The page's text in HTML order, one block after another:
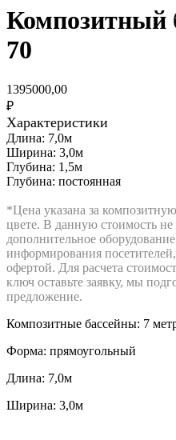
Композитный
70
1395000,00
₽
Характеристики
Длина: 7,0м
Ширина: 3,0м
Глубина: 1,5м
Глубина: постоянная
*Цена указана за
цвете. В данную стоимость не
дополнительное
информирования
офертой. Для расчета
ключ оставьте заявку, мы
предложение.
Композитные бассейны: 7
Форма: прямоугольный
Длина: 7,0м
Ширина: 3,0м